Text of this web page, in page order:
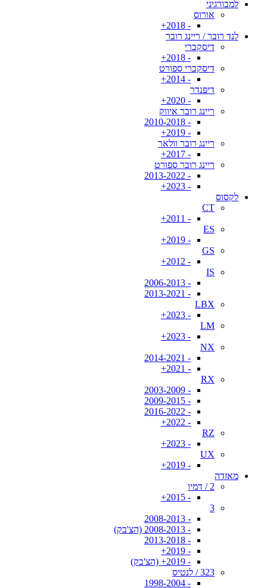
למבורגיני
אורוס
- 2018+
לנד רובר / ריינג רובר
דיסקברי
- 2018+
דיסקברי ספורט
- 2014+
דיפנדר
- 2020+
ריינג רובר איווק
- 2010-2018
- 2019+
ריינג רובר וולאר
- 2017+
ריינג רובר ספורט
- 2013-2022
- 2023+
לקסוס
CT
- 2011+
ES
- 2019+
GS
- 2012+
IS
- 2006-2013
- 2013-2021
LBX
- 2023+
LM
- 2023+
NX
- 2014-2021
- 2021+
RX
- 2003-2009
- 2009-2015
- 2016-2022
- 2022+
RZ
- 2023+
UX
- 2019+
מאזדה
2 / דמיו
- 2015+
3
- 2008-2013
- 2008-2013 (הצ'בק)
- 2013-2018
- 2019+
- 2019+ (הצ'בק)
323 / לנטיס
- 1998-2004